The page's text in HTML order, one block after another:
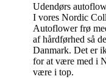
Udendørs
I vores Nordic
Autoflower frø
af hårdførhed så
Danmark. Det er
for at være med i
være i top.